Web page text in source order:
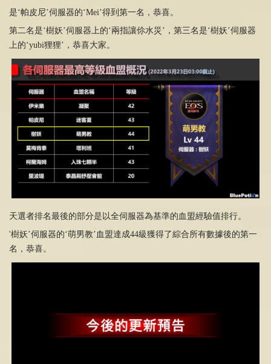
是‘帕皮尼’伺服器的‘Mei’得到第一名，恭喜。
第二名是‘樹妖’伺服器上的‘兩指讓伱水災’，第三名是‘樹妖’伺服器
上的‘yubi狸狸’，恭喜大家。
天選者排名最後的部分是以全伺服器為基準的血盟經驗值排行。
'樹妖’伺服器的‘萌男教’血盟達成44級獲得了綜合所有數據後的第一
名，恭喜。